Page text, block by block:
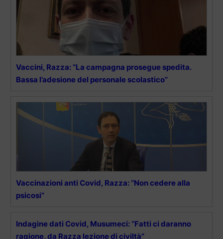
Vaccini, Razza: “La campagna prosegue spedita.
Bassa l’adesione del personale scolastico”
Vaccinazioni anti Covid, Razza: “Non cedere alla
psicosi”
Indagine dati Covid, Musumeci: “Fatti ci daranno
ragione, da Razza lezione di civiltà”